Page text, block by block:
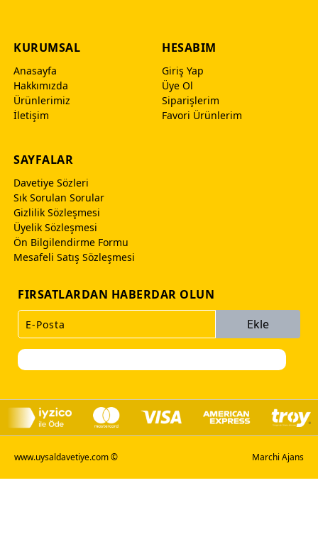
KURUMSAL
Anasayfa
Hakkımızda
Ürünlerimiz
İletişim
HESABIM
Giriş Yap
Üye Ol
Siparişlerim
Favori Ürünlerim
SAYFALAR
Davetiye Sözleri
Sık Sorulan Sorular
Gizlilik Sözleşmesi
Üyelik Sözleşmesi
Ön Bilgilendirme Formu
Mesafeli Satış Sözleşmesi
FIRSATLARDAN HABERDAR OLUN
Ekle
www.uysaldavetiye.com © Marchi Ajans